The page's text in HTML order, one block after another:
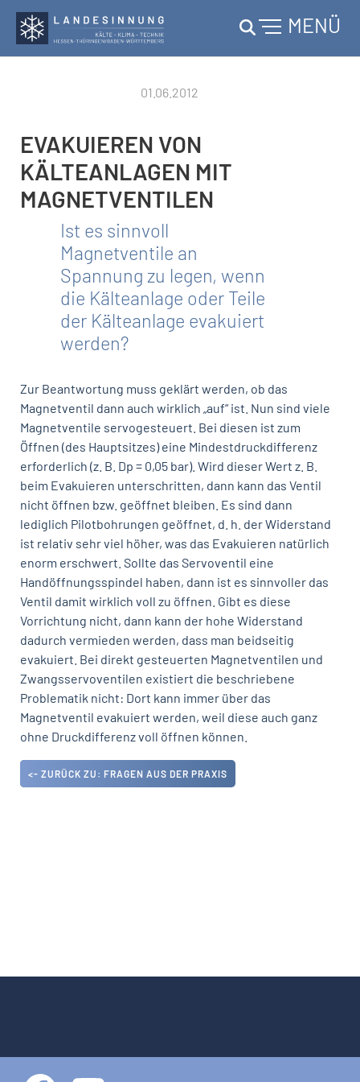
MENÜ
01.06.2012
EVAKUIEREN VON
KÄLTEANLAGEN MIT
MAGNETVENTILEN
Ist es sinnvoll
Magnetventile an
Spannung zu legen, wenn
die Kälteanlage oder Teile
der Kälteanlage evakuiert
werden?
Zur Beantwortung muss geklärt werden, ob das
Magnetventil dann auch wirklich „auf“ ist. Nun sind viele
Magnetventile servogesteuert. Bei diesen ist zum
Öffnen (des Hauptsitzes) eine Mindestdruckdifferenz
erforderlich (z. B. Dp = 0,05 bar). Wird dieser Wert z. B.
beim Evakuieren unterschritten, dann kann das Ventil
nicht öffnen bzw. geöffnet bleiben. Es sind dann
lediglich Pilotbohrungen geöffnet, d. h. der Widerstand
ist relativ sehr viel höher, was das Evakuieren natürlich
enorm erschwert. Sollte das Servoventil eine
Handöffnungsspindel haben, dann ist es sinnvoller das
Ventil damit wirklich voll zu öffnen. Gibt es diese
Vorrichtung nicht, dann kann der hohe Widerstand
dadurch vermieden werden, dass man beidseitig
evakuiert. Bei direkt gesteuerten Magnetventilen und
Zwangsservoventilen existiert die beschriebene
Problematik nicht: Dort kann immer über das
Magnetventil evakuiert werden, weil diese auch ganz
ohne Druckdifferenz voll öffnen können.
<- ZURÜCK ZU: FRAGEN AUS DER PRAXIS
DATENSCHUTZ